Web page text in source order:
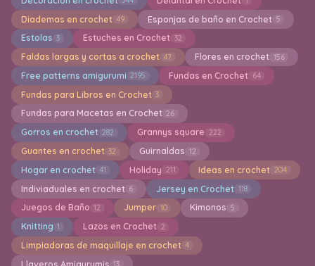
Diademas en crochet 49 Esponjas de baño en Crochet 5
Estolas 3 Estuches en Crochet 32
Faldas largas y cortas a crochet 47 Flores en crochet 156
Free patterns amigurumi 2195 Fundas en Crochet 64
Fundas para Libros en Crochet 3
Fundas para Macetas en Crochet 26
Gorros en crochet 282 Grannys square 222
Guantes en crochet 32 Guirnaldas 12
Hogar en crochet 41 Holiday 211 Ideas en crochet 204
Indiviaduales en crochet 6 Jersey en Crochet 118
Juegos de Baño 12 Jumper 10 Kimonos 5
Knitting 1 Lazos en Crochet 2
Limpiadoras de maquillaje en crochet 4
13